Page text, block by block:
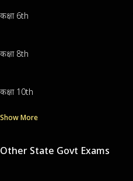
कक्षा 6th
कक्षा 8th
कक्षा 10th
Show More
Other State Govt Exams